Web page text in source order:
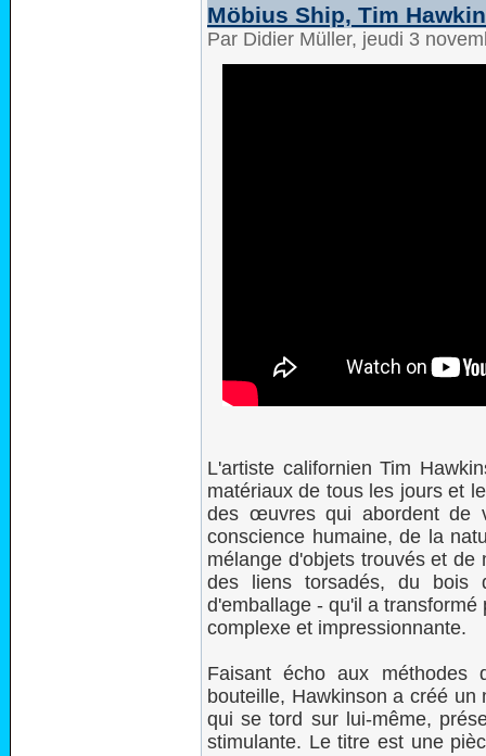
Möbius Ship, Tim
Par Didier Müller, jeudi 3
L'artiste californien Tim
matériaux de tous les jours et
des œuvres qui abordent de
conscience humaine, de la
mélange d'objets trouvés et
des liens torsadés, du bois
d'emballage - qu'il a
complexe et impressionnante.
Faisant écho aux méthodes
bouteille, Hawkinson a créé
qui se tord sur lui-même,
stimulante. Le titre est une